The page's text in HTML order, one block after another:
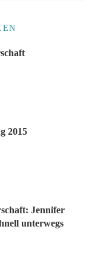
2015
Jennifer
unterwegs